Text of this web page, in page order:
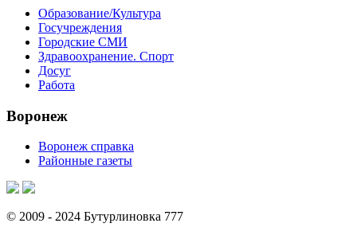
Образование/Культура
Госучреждения
Городские СМИ
Здравоохранение. Спорт
Досуг
Работа
Воронеж
Воронеж справка
Районные газеты
© 2009 - 2024 Бутурлиновка 777